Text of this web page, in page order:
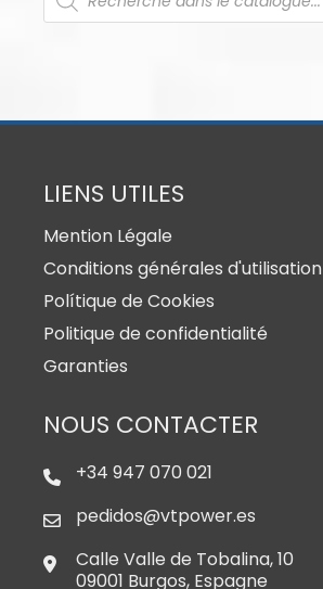
LIENS UTILES
Mention Légale
Conditions générales d'utilisation
Polítique de Cookies
Politique de confidentialité
Garanties
NOUS CONTACTER
+34 947 070 021
pedidos@vtpower.es
Calle Valle de Tobalina, 10
09001 Burgos, Espagne